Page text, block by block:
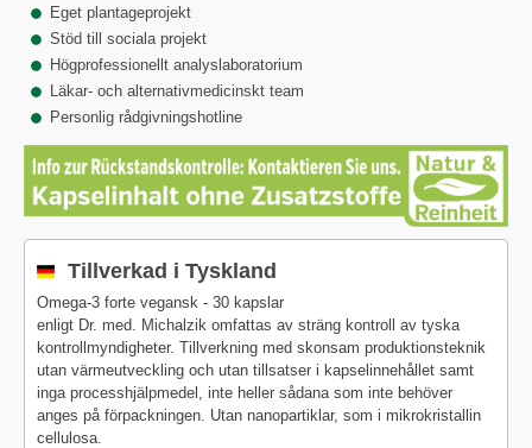
Eget plantageprojekt
Stöd till sociala projekt
Högprofessionellt analyslaboratorium
Läkar- och alternativmedicinskt team
Personlig rådgivningshotline
Tillverkad i Tyskland
Omega-3 forte vegansk - 30 kapslar
enligt Dr. med. Michalzik omfattas av sträng kontroll av tyska
kontrollmyndigheter. Tillverkning med skonsam produktionsteknik
utan värmeutveckling och utan tillsatser i kapselinnehållet samt
inga processhjälpmedel, inte heller sådana som inte behöver
anges på förpackningen. Utan nanopartiklar, som i mikrokristallin
cellulosa.